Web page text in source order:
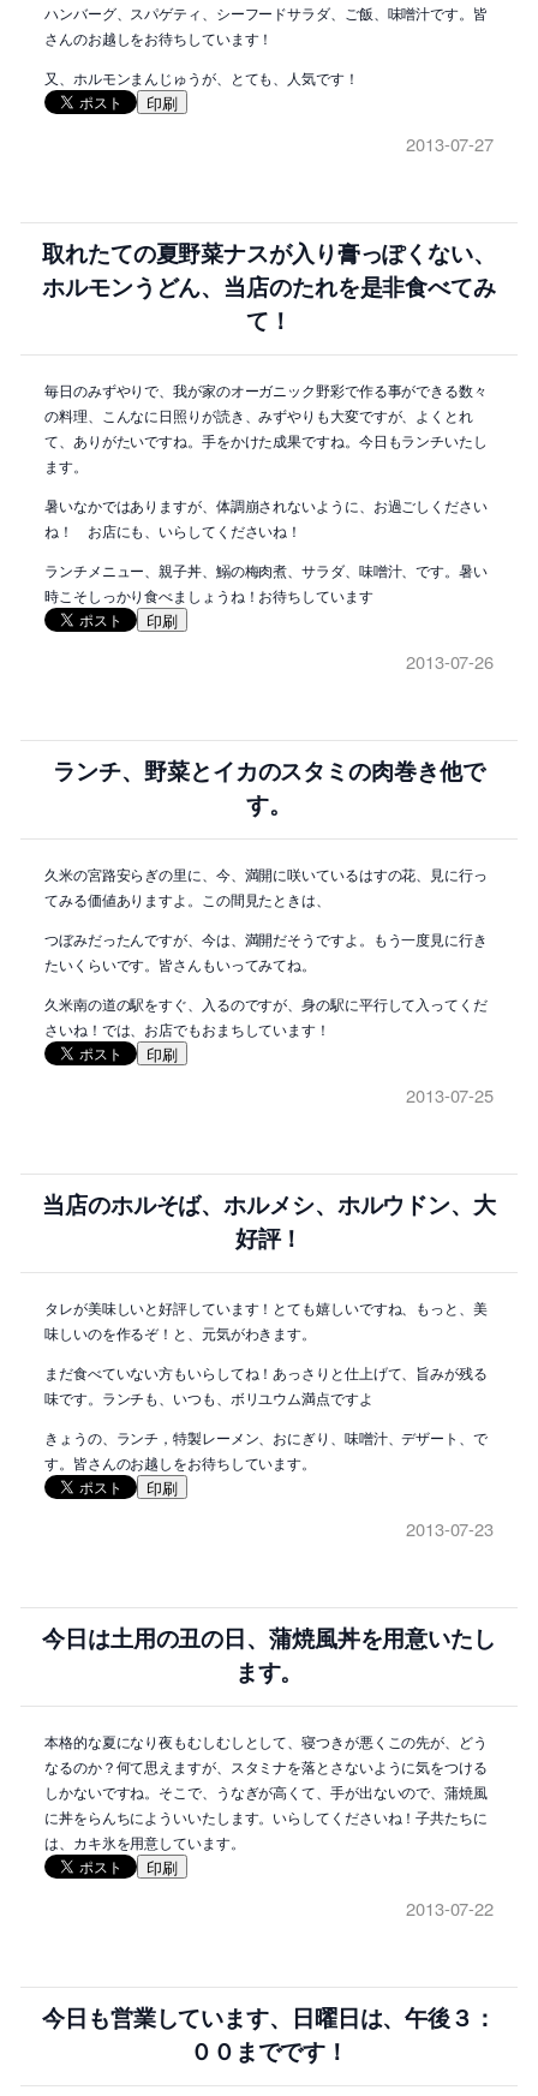
ハンバーグ、スパゲティ、シーフードサラダ、ご飯、味噌汁です。皆
さんのお越しをお待ちしています！
又、ホルモンまんじゅうが、とても、人気です！
印刷
2013-07-27
取れたての夏野菜ナスが入り膏っぽくない、
ホルモンうどん、当店のたれを是非食べてみ
て！
毎日のみずやりで、我が家のオーガニック野彩で作る事ができる数々
の料理、こんなに日照りが読き、みずやりも大変ですが、よくとれ
て、ありがたいですね。手をかけた成果ですね。今日もランチいたし
ます。
暑いなかではありますが、体調崩されないように、お過ごしください
ね！ お店にも、いらしてくださいね！
ランチメニュー、親子丼、鰯の梅肉煮、サラダ、味噌汁、です。暑い
時こそしっかり食べましょうね！お待ちしています
印刷
2013-07-26
ランチ、野菜とイカのスタミの肉巻き他で
す。
久米の宮路安らぎの里に、今、満開に咲いているはすの花、見に行っ
てみる価値ありますよ。この間見たときは、
つぼみだったんですが、今は、満開だそうですよ。もう一度見に行き
たいくらいです。皆さんもいってみてね。
久米南の道の駅をすぐ、入るのですが、身の駅に平行して入ってくだ
さいね！では、お店でもおまちしています！
印刷
2013-07-25
当店のホルそば、ホルメシ、ホルウドン、大
好評！
タレが美味しいと好評しています！とても嬉しいですね、もっと、美
味しいのを作るぞ！と、元気がわきます。
まだ食べていない方もいらしてね！あっさりと仕上げて、旨みが残る
味です。ランチも、いつも、ボリユウム満点ですよ
きょうの、ランチ，特製レーメン、おにぎり、味噌汁、デザート、で
す。皆さんのお越しをお待ちしています。
印刷
2013-07-23
今日は土用の丑の日、蒲焼風丼を用意いたし
ます。
本格的な夏になり夜もむしむしとして、寝つきが悪くこの先が、どう
なるのか？何て思えますが、スタミナを落とさないように気をつける
しかないですね。そこで、うなぎが高くて、手が出ないので、蒲焼風
に丼をらんちによういいたします。いらしてくださいね！子共たちに
は、カキ氷を用意しています。
印刷
2013-07-22
今日も営業しています、日曜日は、午後３：
００までです！